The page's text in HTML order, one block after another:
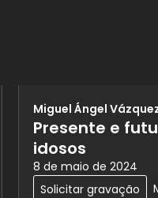
Miguel Ángel
Presente e
idosos
8 de maio de 2024
Solicitar gravação